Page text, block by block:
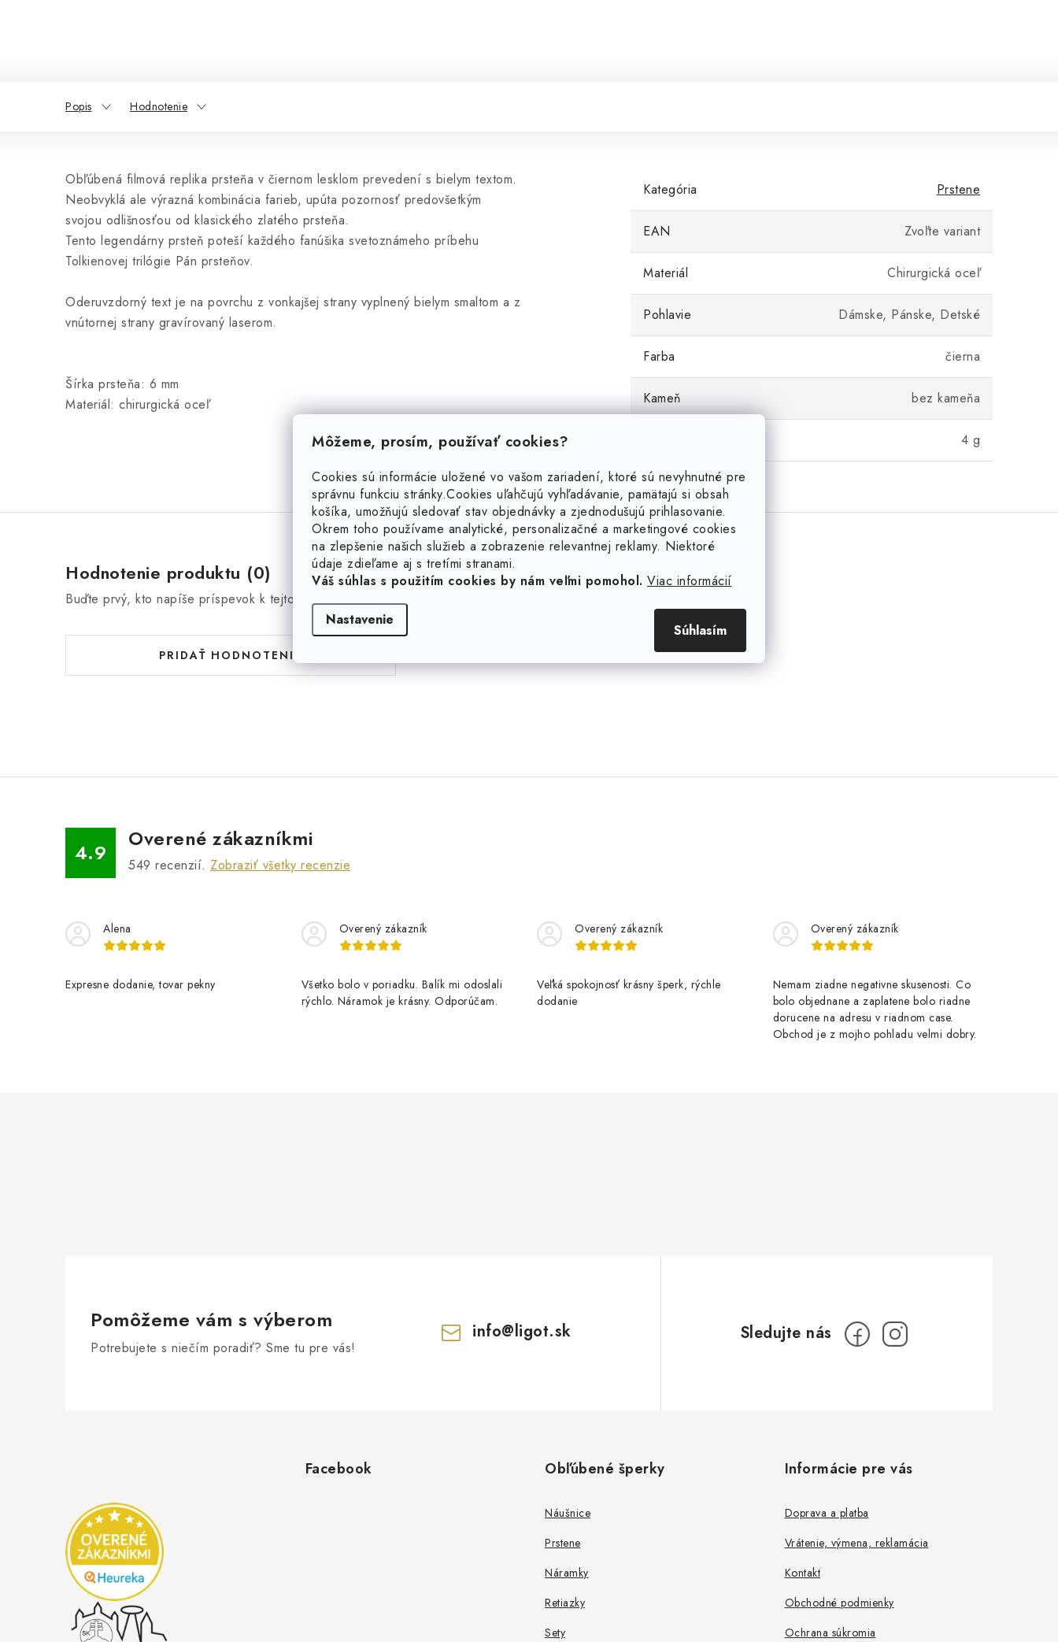
Môžeme, prosím, používať cookies?
Cookies sú informácie uložené vo vašom zariadení, ktoré sú nevyhnutné pre
správnu funkciu stránky.Cookies uľahčujú vyhľadávanie, pamätajú si obsah
košíka, umožňujú sledovať stav objednávky a zjednodušujú prihlasovanie.
Okrem toho používame analytické, personalizačné a marketingové cookies
na zlepšenie našich služieb a zobrazenie relevantnej reklamy. Niektoré
údaje zdieľame aj s tretími stranami.
Váš súhlas s použitím cookies by nám veľmi pomohol. Viac informácií
Nastavenie
Súhlasím
Popis Hodnotenie
Obľúbená filmová replika prsteňa v čiernom lesklom prevedení s bielym textom.
Neobvyklá ale výrazná kombinácia farieb, upúta pozornosť predovšetkým
svojou odlišnosťou od klasického zlatého prsteňa.
Tento legendárny prsteň poteší každého fanúšika svetoznámeho príbehu
Tolkienovej trilógie Pán prsteňov.
Oderuvzdorný text je na povrchu z vonkajšej strany vyplnený bielym smaltom a z
vnútornej strany gravírovaný laserom.
Šírka prsteňa: 6 mm
Materiál: chirurgická oceľ
Kategória Prstene
EAN Zvoľte variant
Materiál Chirurgická oceľ
Pohlavie Dámske, Pánske, Detské
Farba čierna
Kameň bez kameňa
4 g
Hodnotenie produktu (0)
Buďte prvý, kto napíše príspevok k tejto položke.
PRIDAŤ HODNOTENIE
4.9
Overené zákazníkmi
549 recenzií. Zobraziť všetky recenzie
Alena
Expresne dodanie, tovar pekny
Overený zákazník
Všetko bolo v poriadku. Balík mi odoslali
rýchlo. Náramok je krásny. Odporúčam.
Overený zákazník
Veľká spokojnosť krásny šperk, rýchle
dodanie
Overený zákazník
Nemam ziadne negativne skusenosti. Co
bolo objednane a zaplatene bolo riadne
dorucene na adresu v riadnom case.
Obchod je z mojho pohladu velmi dobry.
Pomôžeme vám s výberom
Potrebujete s niečím poradiť? Sme tu pre vás!
info@ligot.sk
Facebook Obľúbené šperky
Náušnice
Prstene
Náramky
Retiazky
Sety
Informácie pre vás
Doprava a platba
Vrátenie, výmena, reklamácia
Kontakt
Obchodné podmienky
Ochrana súkromia